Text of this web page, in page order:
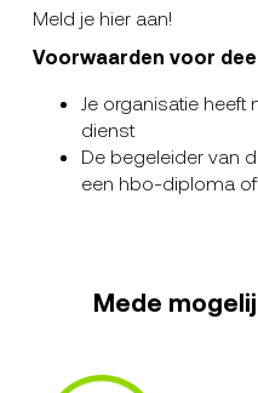
Meld je hier aan!
Voorwaarden voor
Je organisatie
dienst
De begeleider van
een hbo-diploma
Mede